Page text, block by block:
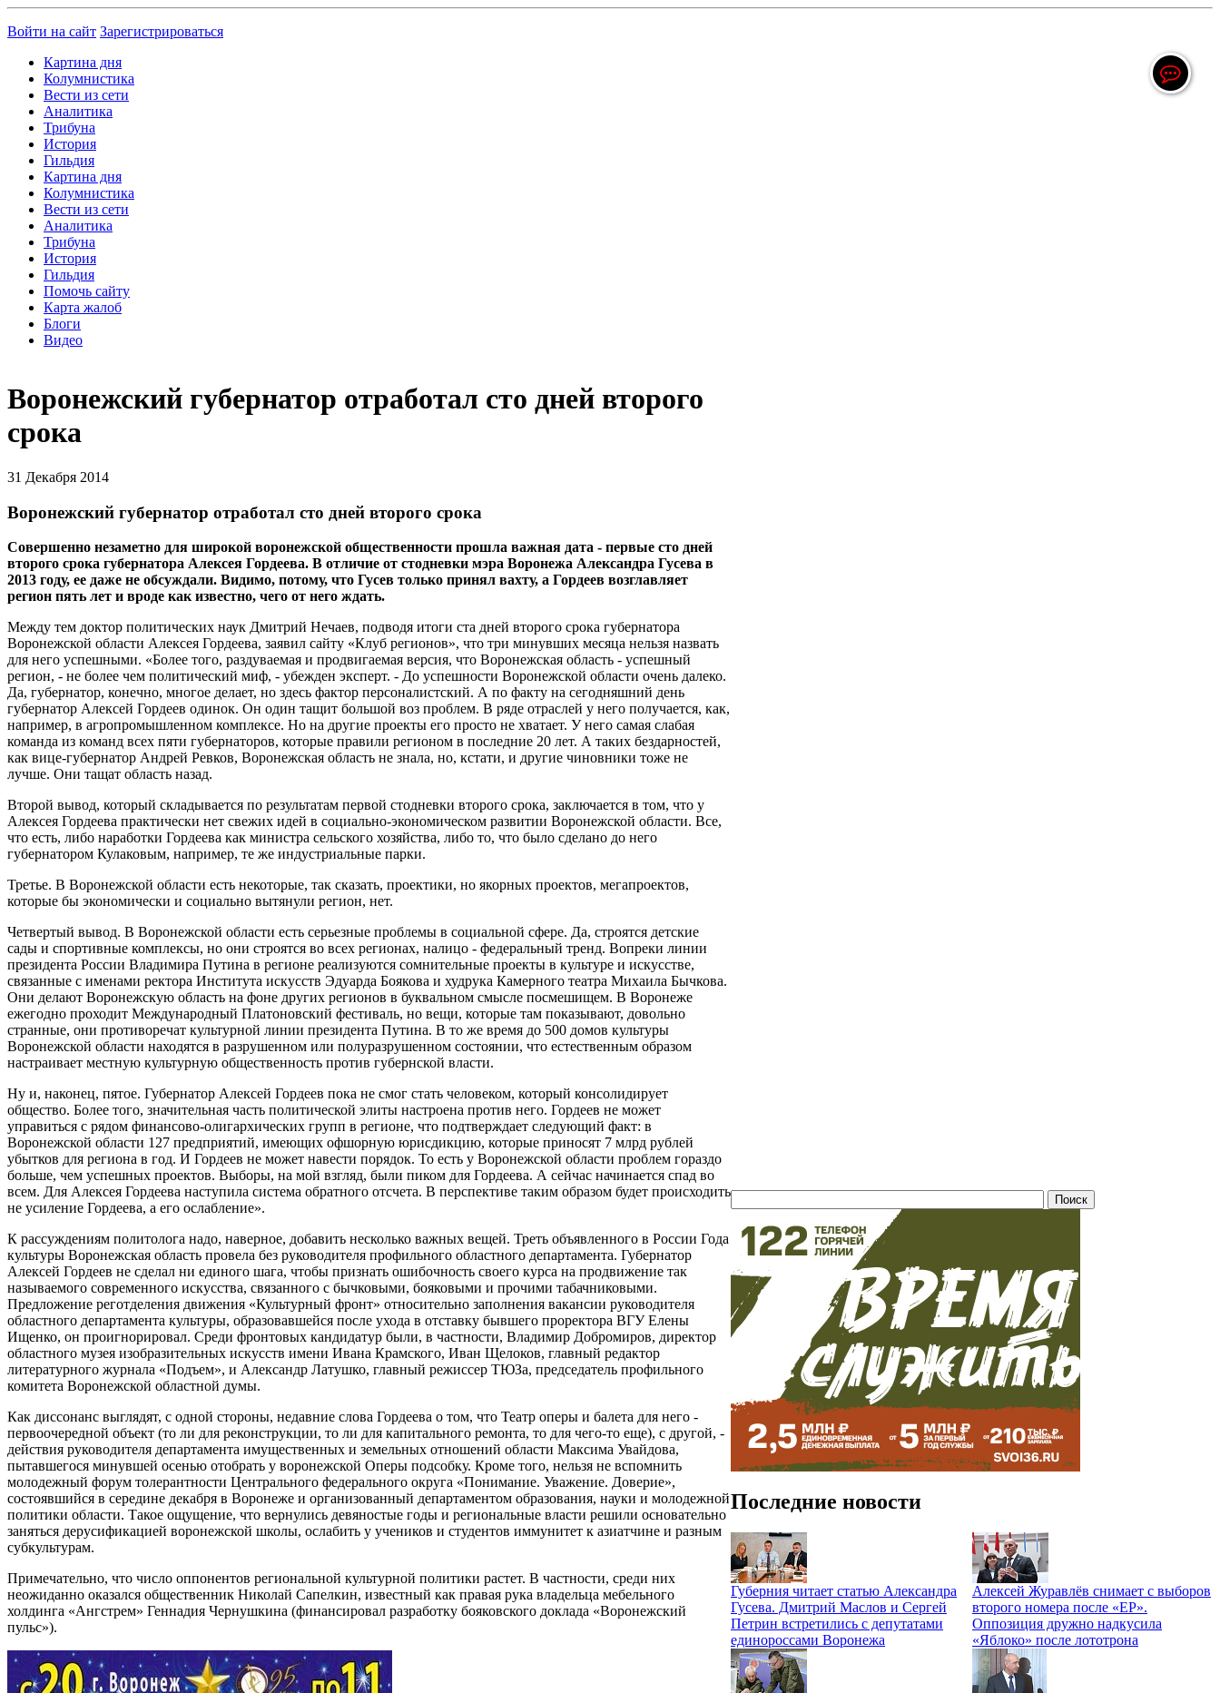
Войти на сайт Зарегистрироваться
Картина дня
Колумнистика
Вести из сети
Аналитика
Трибуна
История
Гильдия
Картина дня
Колумнистика
Вести из сети
Аналитика
Трибуна
История
Гильдия
Помочь сайту
Карта жалоб
Блоги
Видео
Воронежский губернатор отработал сто дней второго
срока
31 Декабря 2014
Воронежский губернатор отработал сто дней второго срока
Совершенно незаметно для широкой воронежской общественности прошла важная дата - первые сто дней
второго срока губернатора Алексея Гордеева. В отличие от стодневки мэра Воронежа Александра Гусева в
2013 году, ее даже не обсуждали. Видимо, потому, что Гусев только принял вахту, а Гордеев возглавляет
регион пять лет и вроде как известно, чего от него ждать.
Между тем доктор политических наук Дмитрий Нечаев, подводя итоги ста дней второго срока губернатора
Воронежской области Алексея Гордеева, заявил сайту «Клуб регионов», что три минувших месяца нельзя назвать
для него успешными. «Более того, раздуваемая и продвигаемая версия, что Воронежская область - успешный
регион, - не более чем политический миф, - убежден эксперт. - До успешности Воронежской области очень далеко.
Да, губернатор, конечно, многое делает, но здесь фактор персоналистский. А по факту на сегодняшний день
губернатор Алексей Гордеев одинок. Он один тащит большой воз проблем. В ряде отраслей у него получается, как,
например, в агропромышленном комплексе. Но на другие проекты его просто не хватает. У него самая слабая
команда из команд всех пяти губернаторов, которые правили регионом в последние 20 лет. А таких бездарностей,
как вице-губернатор Андрей Ревков, Воронежская область не знала, но, кстати, и другие чиновники тоже не
лучше. Они тащат область назад.
Второй вывод, который складывается по результатам первой стодневки второго срока, заключается в том, что у
Алексея Гордеева практически нет свежих идей в социально-экономическом развитии Воронежской области. Все,
что есть, либо наработки Гордеева как министра сельского хозяйства, либо то, что было сделано до него
губернатором Кулаковым, например, те же индустриальные парки.
Третье. В Воронежской области есть некоторые, так сказать, проектики, но якорных проектов, мегапроектов,
которые бы экономически и социально вытянули регион, нет.
Четвертый вывод. В Воронежской области есть серьезные проблемы в социальной сфере. Да, строятся детские
сады и спортивные комплексы, но они строятся во всех регионах, налицо - федеральный тренд. Вопреки линии
президента России Владимира Путина в регионе реализуются сомнительные проекты в культуре и искусстве,
связанные с именами ректора Института искусств Эдуарда Боякова и худрука Камерного театра Михаила Бычкова.
Они делают Воронежскую область на фоне других регионов в буквальном смысле посмешищем. В Воронеже
ежегодно проходит Международный Платоновский фестиваль, но вещи, которые там показывают, довольно
странные, они противоречат культурной линии президента Путина. В то же время до 500 домов культуры
Воронежской области находятся в разрушенном или полуразрушенном состоянии, что естественным образом
настраивает местную культурную общественность против губернской власти.
Ну и, наконец, пятое. Губернатор Алексей Гордеев пока не смог стать человеком, который консолидирует
общество. Более того, значительная часть политической элиты настроена против него. Гордеев не может
управиться с рядом финансово-олигархических групп в регионе, что подтверждает следующий факт: в
Воронежской области 127 предприятий, имеющих офшорную юрисдикцию, которые приносят 7 млрд рублей
убытков для региона в год. И Гордеев не может навести порядок. То есть у Воронежской области проблем гораздо
больше, чем успешных проектов. Выборы, на мой взгляд, были пиком для Гордеева. А сейчас начинается спад во
всем. Для Алексея Гордеева наступила система обратного отсчета. В перспективе таким образом будет происходить
не усиление Гордеева, а его ослабление».
К рассуждениям политолога надо, наверное, добавить несколько важных вещей. Треть объявленного в России Года
культуры Воронежская область провела без руководителя профильного областного департамента. Губернатор
Алексей Гордеев не сделал ни единого шага, чтобы признать ошибочность своего курса на продвижение так
называемого современного искусства, связанного с бычковыми, бояковыми и прочими табачниковыми.
Предложение реготделения движения «Культурный фронт» относительно заполнения вакансии руководителя
областного департамента культуры, образовавшейся после ухода в отставку бывшего проректора ВГУ Елены
Ищенко, он проигнорировал. Среди фронтовых кандидатур были, в частности, Владимир Добромиров, директор
областного музея изобразительных искусств имени Ивана Крамского, Иван Щелоков, главный редактор
литературного журнала «Подъем», и Александр Латушко, главный режиссер ТЮЗа, председатель профильного
комитета Воронежской областной думы.
Как диссонанс выглядят, с одной стороны, недавние слова Гордеева о том, что Театр оперы и балета для него -
первоочередной объект (то ли для реконструкции, то ли для капитального ремонта, то для чего-то еще), с другой, -
действия руководителя департамента имущественных и земельных отношений области Максима Увайдова,
пытавшегося минувшей осенью отобрать у воронежской Оперы подсобку. Кроме того, нельзя не вспомнить
молодежный форум толерантности Центрального федерального округа «Понимание. Уважение. Доверие»,
состоявшийся в середине декабря в Воронеже и организованный департаментом образования, науки и молодежной
политики области. Такое ощущение, что вернулись девяностые годы и региональные власти решили основательно
заняться дерусификацией воронежской школы, ослабить у учеников и студентов иммунитет к азиатчине и разным
субкультурам.
Примечательно, что число оппонентов региональной культурной политики растет. В частности, среди них
неожиданно оказался общественник Николай Сапелкин, известный как правая рука владельца мебельного
холдинга «Ангстрем» Геннадия Чернушкина (финансировал разработку бояковского доклада «Воронежский
пульс»).
Последние новости
Губерния читает статью Александра
Гусева. Дмитрий Маслов и Сергей
Петрин встретились с депутатами
единороссами Воронежа
Алексей Журавлёв снимает с выборов
второго номера после «ЕР».
Оппозиция дружно надкусила
«Яблоко» после лототрона